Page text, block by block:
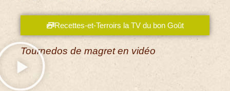
Recettes-et-Terroirs la TV du bon Goût
Tournedos de magret en vidéo